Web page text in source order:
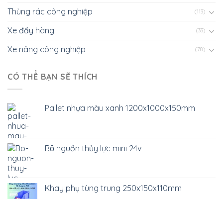
Thùng rác công nghiệp (113)
Xe đẩy hàng (33)
Xe nâng công nghiệp (78)
CÓ THỂ BẠN SẼ THÍCH
Pallet nhựa màu xanh 1200x1000x150mm
Bộ nguồn thủy lực mini 24v
Khay phụ tùng trung 250x150x110mm